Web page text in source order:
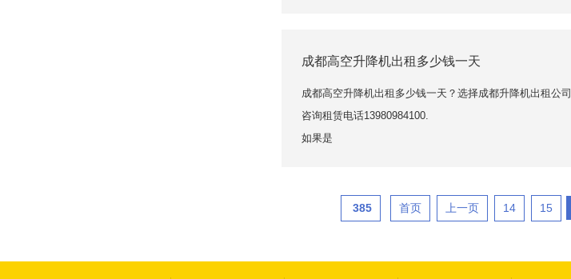
成都高空升降机出租多少钱一天
成都高空升降机出租多少钱一天？选择成都升降机出租公
咨询租赁电话13980984100.
如果是
385 首页 上一页 14 15